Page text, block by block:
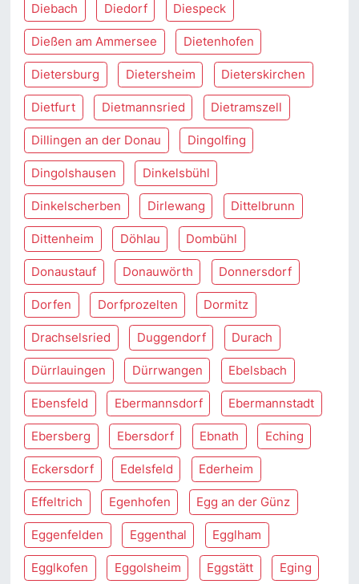
Diebach Diedorf Diespeck
Dießen am Ammersee Dietenhofen
Dietersburg Dietersheim Dieterskirchen
Dietfurt Dietmannsried Dietramszell
Dillingen an der Donau Dingolfing
Dingolshausen Dinkelsbühl
Dinkelscherben Dirlewang Dittelbrunn
Dittenheim Döhlau Dombühl
Donaustauf Donauwörth Donnersdorf
Dorfen Dorfprozelten Dormitz
Drachselsried Duggendorf Durach
Dürrlauingen Dürrwangen Ebelsbach
Ebensfeld Ebermannsdorf Ebermannstadt
Ebersberg Ebersdorf Ebnath Eching
Eckersdorf Edelsfeld Ederheim
Effeltrich Egenhofen Egg an der Günz
Eggenfelden Eggenthal Egglham
Egglkofen Eggolsheim Eggstätt Eging